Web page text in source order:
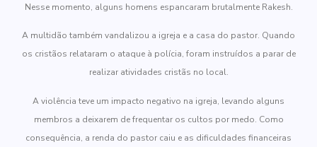
Nesse momento, alguns homens espancaram brutalmente Rakesh.
A multidão também vandalizou a igreja e a casa do pastor. Quando
os cristãos relataram o ataque à polícia, foram instruídos a parar de
realizar atividades cristãs no local.
A violência teve um impacto negativo na igreja, levando alguns
membros a deixarem de frequentar os cultos por medo. Como
consequência, a renda do pastor caiu e as dificuldades financeiras